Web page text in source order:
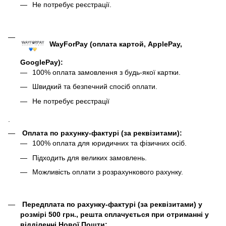
Не потребує реєстрації.
WayForPay (оплата картой, ApplePay,
GooglePay):
100% оплата замовлення з будь-якої картки.
Швидкий та безпечний спосіб оплати.
Не потребує реєстрації
.
Оплата по рахунку-фактурі (за реквізитами):
100% оплата для юридичних та фізичних осіб.
Підходить для великих замовлень.
Можливість оплати з розрахункового рахунку.
Передплата по рахунку-фактурі (за реквізитами) у
розмірі 500 грн., решта сплачується при отриманні у